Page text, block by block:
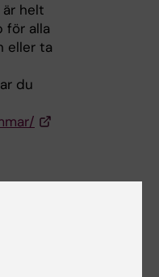
helt
för alla
eller ta
du